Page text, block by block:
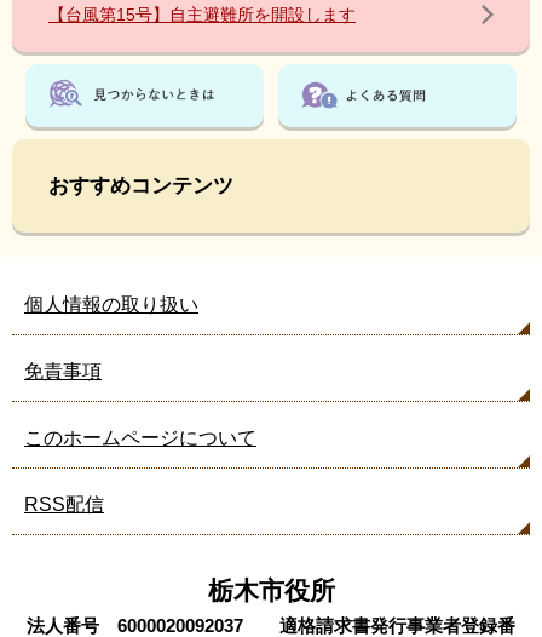
【台風第15号】自主避難所を開設します
おすすめコンテンツ
個人情報の取り扱い
免責事項
このホームページについて
RSS配信
栃木市役所
法人番号 6000020092037 適格請求書発行事業者登録番